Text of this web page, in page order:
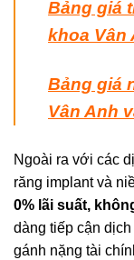
Bảng giá
khoa Vân
Bảng giá
Vân Anh
Ngoài ra với các
răng implant và
0% lãi suất,
dàng tiếp cận
gánh nặng tài